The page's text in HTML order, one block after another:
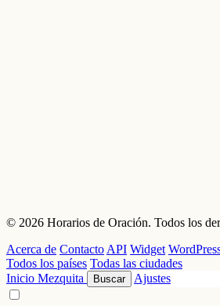
© 2026 Horarios de Oración. Todos los
Acerca de Contacto API Widget
Todos los países Todas las ciudades
Inicio Mezquita Buscar Ajustes